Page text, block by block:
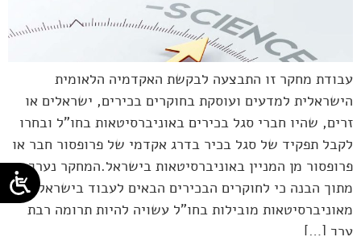
עבודת מחקר זו התבצעה לבקשת האקדמיה הלאומית
הישראלית למדעים ועוסקת בחוקרים בכירים, ישראלים או
זרים, שהיו חברי סגל בכירים באוניברסיטאות בחו"ל ובחרו
לקבל תפקיד של סגל בכיר בדרג אקדמי של פרופסור חבר או
פרופסור מן המניין באוניברסיטאות בישראל.המחקר נערך
מתוך הבנה כי לחוקרים הבכירים הבאים לעבוד בישראל
מאוניברסיטאות מובילות בחו"ל עשויה להיות תרומה רבת
ערך […]